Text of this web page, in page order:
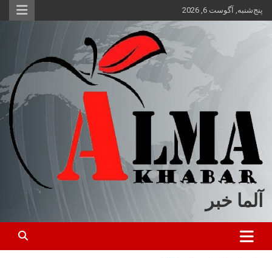
محتوا
پنج‌شنبه, آگوست 6, 2026
آلما خبر